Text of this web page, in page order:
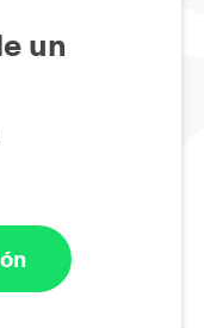
un